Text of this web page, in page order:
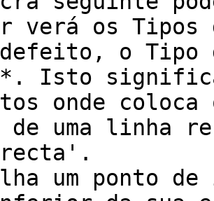
verá os Tipos
Isto significa
onde
de uma linha
um ponto